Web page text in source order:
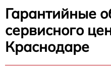
Гарантийные
сервисного
Краснодаре